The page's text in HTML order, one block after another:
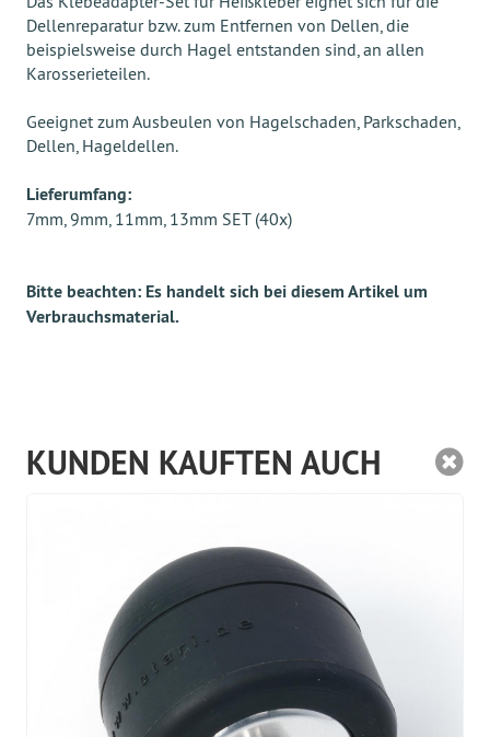
Dellenreparatur bzw. zum Entfernen von Dellen, die
beispielsweise durch Hagel entstanden sind, an allen
Karosserieteilen.
Geeignet zum Ausbeulen von Hagelschaden, Parkschaden,
Dellen, Hageldellen.
Lieferumfang:
7mm, 9mm, 11mm, 13mm SET (40x)
Bitte beachten: Es handelt sich bei diesem Artikel um
Verbrauchsmaterial.
KUNDEN KAUFTEN AUCH